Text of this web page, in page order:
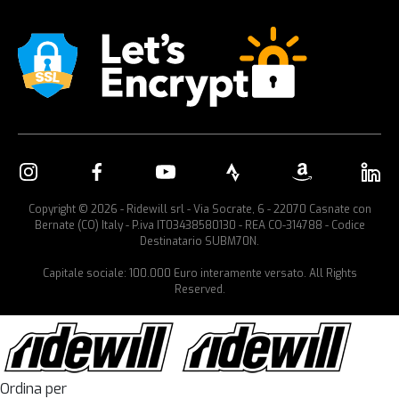
Copyright © 2026 - Ridewill srl - Via Socrate, 6 - 22070 Casnate con
Bernate (CO) Italy - P.iva IT03438580130 - REA CO-314788 - Codice
Destinatario SUBM70N.
Capitale sociale: 100.000 Euro interamente versato. All Rights
Reserved.
Ordina per